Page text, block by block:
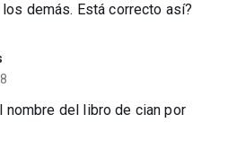
demás. Está correcto así?
nombre del libro de cian por